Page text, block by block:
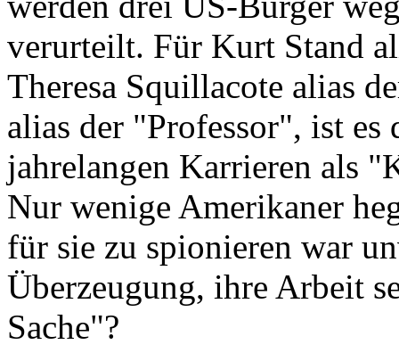
verurteilt. Für Kurt Stand
Theresa Squillacote alias
alias der "Professor", ist es
jahrelangen Karrieren als
Nur wenige Amerikaner
für sie zu spionieren war
Überzeugung, ihre Arbeit
Sache"?